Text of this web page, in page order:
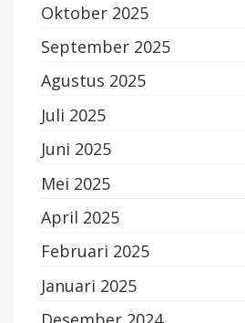
Oktober 2025
September 2025
Agustus 2025
Juli 2025
Juni 2025
Mei 2025
April 2025
Februari 2025
Januari 2025